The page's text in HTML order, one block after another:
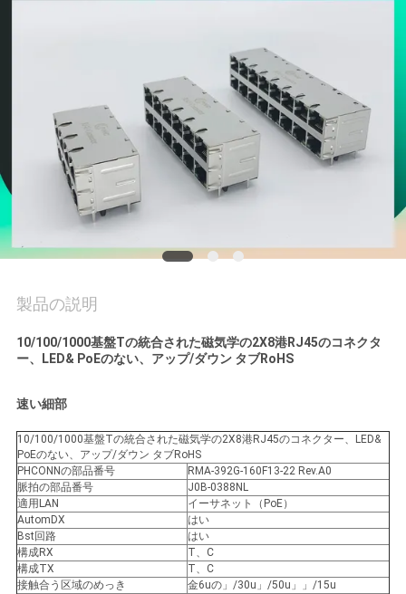
連
絡
し
な
さ
VR
SHOW
地
図
製品の説明
10/100/1000基盤Tの統合された磁気学の2X8港RJ45のコネクタ
ー、LED& PoEのない、アップ/ダウン タブRoHS
速い細部
10/100/1000基盤Tの統合された磁気学の2X8港RJ45のコネクター、LED&
PoEのない、アップ/ダウン タブRoHS
PHCONNの部品番号
RMA-392G-160F13-22 Rev.A0
脈拍の部品番号
J0B-0388NL
適用LAN
イーサネット（PoE）
AutomDX
はい
Bst回路
はい
構成RX
T、C
構成TX
T、C
接触合う区域のめっき
金6uの」/30u」/50u」」/15u